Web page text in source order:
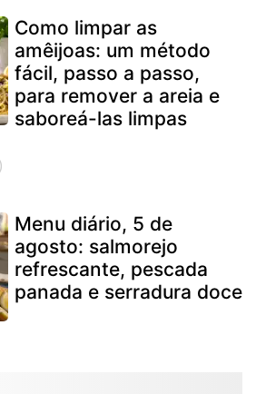
Como limpar as
amêijoas: um método
fácil, passo a passo,
para remover a areia e
saboreá-las limpas
Menu diário, 5 de
agosto: salmorejo
refrescante, pescada
panada e serradura doce